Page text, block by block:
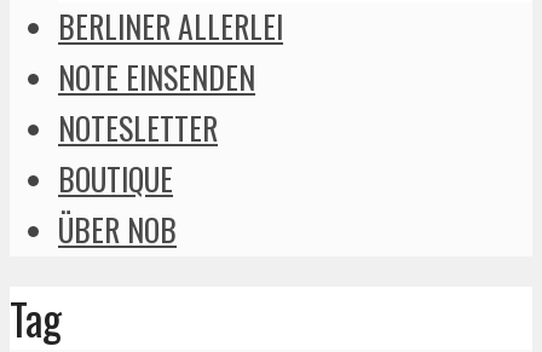
BERLINER ALLERLEI
NOTE EINSENDEN
NOTESLETTER
BOUTIQUE
ÜBER NOB
Tag